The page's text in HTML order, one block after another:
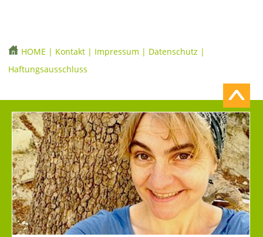
HOME | Kontakt | Impressum | Datenschutz |
Haftungsausschluss